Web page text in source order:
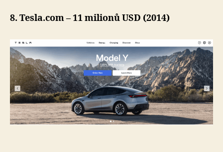
8. Tesla.com – 11 milionů USD (2014)